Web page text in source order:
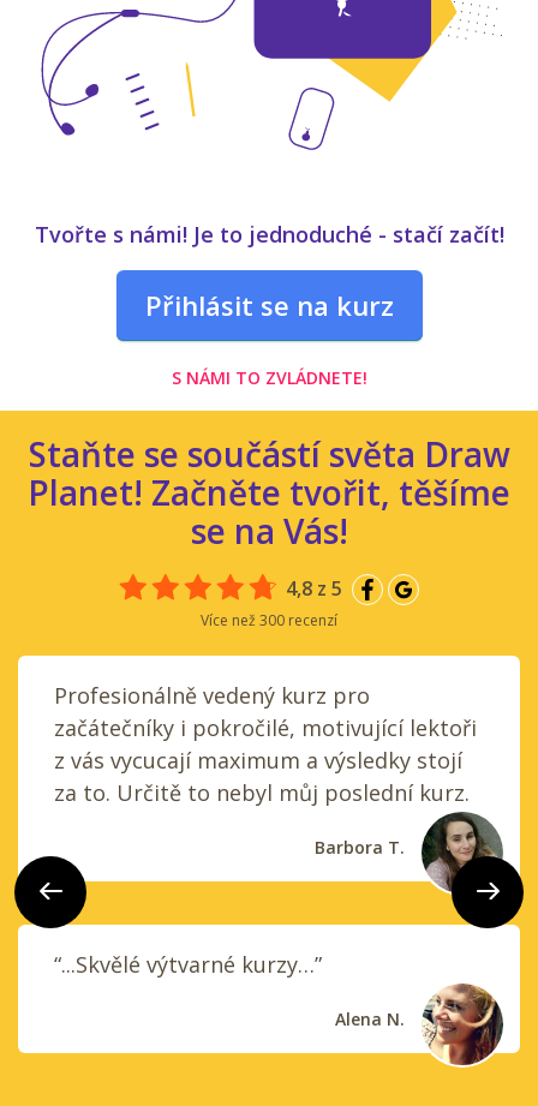
Tvořte s námi! Je to jednoduché - stačí začít!
Přihlásit se na kurz
S NÁMI TO ZVLÁDNETE!
Staňte se součástí světa Draw
Planet! Začněte tvořit, těšíme
se na Vás!
4,8 z 5
Více než 300 recenzí
Předchozí Další
Profesionálně vedený kurz pro
začátečníky i pokročilé, motivující lektoři
z vás vycucají maximum a výsledky stojí
za to. Určitě to nebyl můj poslední kurz.
Barbora T.
“...Skvělé výtvarné kurzy…”
Alena N.